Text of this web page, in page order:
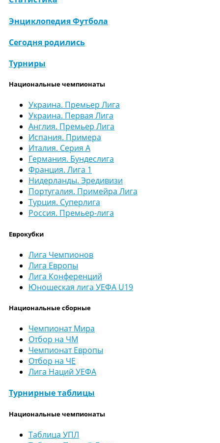
Энциклопедия Футбола
Сегодня родились
Турниры
Национальные чемпионаты
Украина. Премьер Лига
Украина. Первая Лига
Англия. Премьер Лига
Испания. Примера
Италия. Серия А
Германия. Бундеслига
Франция. Лига 1
Нидерланды. Эредивизи
Португалия. Примейра Лига
Турция. Суперлига
Россия. Премьер-лига
Еврокубки
Лига Чемпионов
Лига Европы
Лига Конференций
Юношеская лига УЕФА U19
Национальные сборные
Чемпионат Мира
Отбор на ЧМ
Чемпионат Европы
Отбор на ЧЕ
Лига Наций УЕФА
Турнирные таблицы
Национальные чемпионаты
Таблица УПЛ